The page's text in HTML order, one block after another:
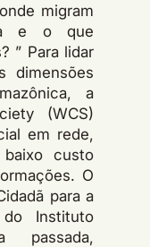
migram
e o que
” Para lidar
dimensões
a
(WCS)
em rede,
custo
O
para a
Instituto
passada,